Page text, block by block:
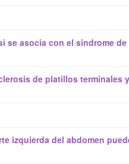
se asocia con el sindrome de
de platillos terminales
izquierda del abdomen